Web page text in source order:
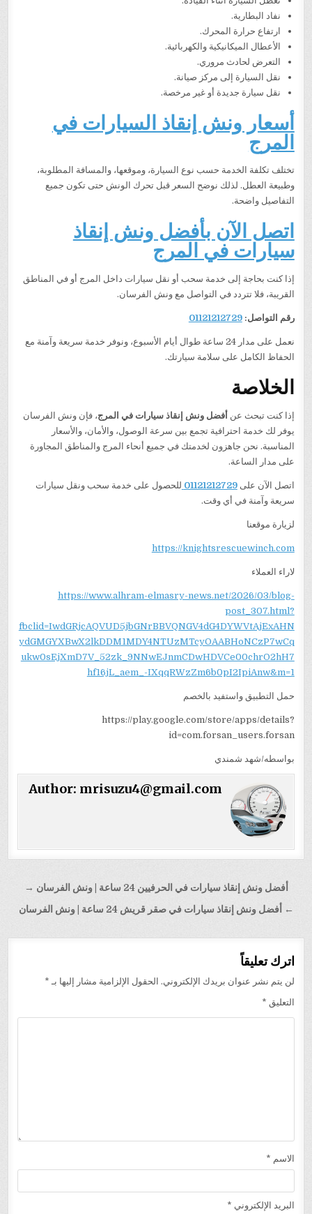
نفاد البطارية.
ارتفاع حرارة المحرك.
الأعطال الميكانيكية والكهربائية.
التعرض لحادث مروري.
نقل السيارة إلى مركز صيانة.
نقل سيارة جديدة أو غير مرخصة.
أسعار ونش إنقاذ السيارات في
المرج
تختلف تكلفة الخدمة حسب نوع السيارة، وموقعها، والمسافة المطلوبة،
وطبيعة العطل. لذلك نوضح السعر قبل تحرك الونش حتى تكون جميع
التفاصيل واضحة.
اتصل الآن بأفضل ونش إنقاذ
سيارات في المرج
إذا كنت بحاجة إلى خدمة سحب أو نقل سيارات داخل المرج أو في المناطق
القريبة، فلا تتردد في التواصل مع ونش الفرسان.
رقم التواصل: 01121212729
نعمل على مدار 24 ساعة طوال أيام الأسبوع، ونوفر خدمة سريعة وآمنة مع
الحفاظ الكامل على سلامة سيارتك.
الخلاصة
إذا كنت تبحث عنأفضل ونش إنقاذ سيارات في المرج، فإن ونش الفرسان
يوفر لك خدمة احترافية تجمع بين سرعة الوصول، والأمان، والأسعار
المناسبة. نحن جاهزون لخدمتك في جميع أنحاء المرج والمناطق المجاورة
على مدار الساعة.
اتصل الآن على01121212729 للحصول على خدمة سحب ونقل سيارات
سريعة وآمنة في أي وقت.
لزيارة موقعنا
https://knightsrescuewinch.com
لاراء العملاء
https://www.alhram-elmasry-news.net/2026/03/blog-
post_307.html?
fbclid=IwdGRjcAQVUD5jbGNrBBVQNGV4dG4DYWVtAjExAHN
ydGMGYXBwX2lkDDM1MDY4NTUzMTcyOAABHoNCzP7wCq
ukw0sEjXmD7V_52zk_9NNwEJnmCDwHDVCe00chrO2hH7
hf16jL_aem_-IXqqRWzZm6b0pI2IpiAnw&m=1
حمل التطبيق واستفيد بالخصم
https://play.google.com/store/apps/details?
id=com.forsan_users.forsan
بواسطه/شهد شمندي
Author: mrisuzu4@gmail.com
تصفّح
المقالات
أفضل ونش إنقاذ سيارات في الحرفيين 24 ساعة | ونش الفرسان →
← أفضل ونش إنقاذ سيارات في صقر قريش 24 ساعة | ونش الفرسان
اترك تعليقاً
لن يتم نشر عنوان بريدك الإلكتروني. الحقول الإلزامية مشار إليها بـ *
التعليق *
الاسم *
البريد الإلكتروني *